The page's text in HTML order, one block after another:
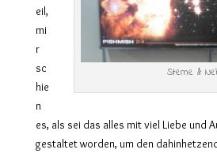
Sterne &
eil,
mi
r
sc
hie
n
es, als sei das alles mit viel Liebe und
gestaltet worden, um den